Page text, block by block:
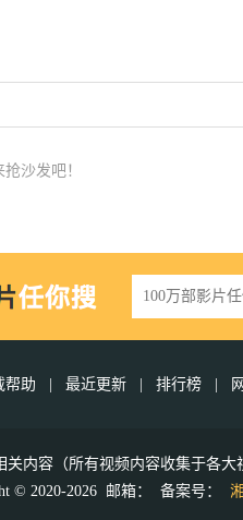
沙发吧！
帮助 | 最近更新 | 排行榜 |
内容（所有视频内容收集于各
© 2020-2026 邮箱：
备案号：